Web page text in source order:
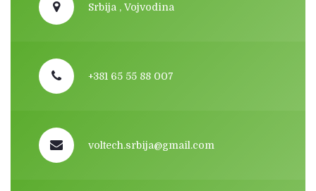
Srbija , Vojvodina
+381 65 55 88 007
voltech.srbija@gmail.com